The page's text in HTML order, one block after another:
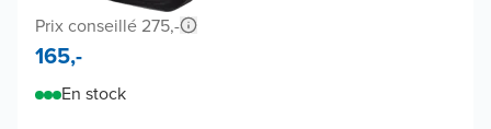
Prix conseillé 275,-
165,-
En stock